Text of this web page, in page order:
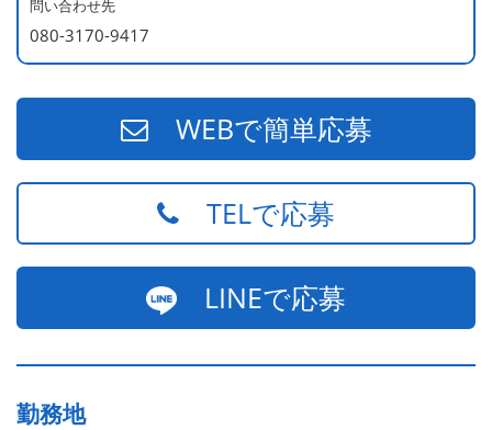
問い合わせ先
080-3170-9417
WEBで簡単応募
TELで応募
LINEで応募
勤務地